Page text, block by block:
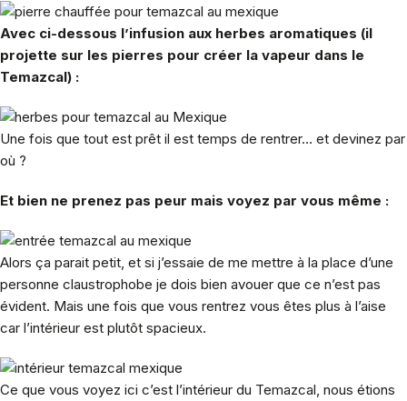
Avec ci-dessous l’infusion aux herbes aromatiques (il
projette sur les pierres pour créer la vapeur dans le
Temazcal) :
Une fois que tout est prêt il est temps de rentrer… et devinez par
où ?
Et bien ne prenez pas peur mais voyez par vous même :
Alors ça parait petit, et si j’essaie de me mettre à la place d’une
personne claustrophobe je dois bien avouer que ce n’est pas
évident. Mais une fois que vous rentrez vous êtes plus à l’aise
car l’intérieur est plutôt spacieux.
Ce que vous voyez ici c’est l’intérieur du Temazcal, nous étions